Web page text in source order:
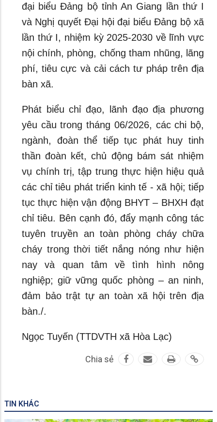
đại biểu Đảng bộ tỉnh An Giang lần thứ I
và Nghị quyết Đại hội đại biểu Đảng bộ xã
lần thứ I, nhiệm kỳ 2025-2030 về lĩnh vực
nội chính, phòng, chống tham nhũng, lãng
phí, tiêu cực và cải cách tư pháp trên địa
bàn xã.
Phát biểu chỉ đạo, lãnh đạo địa phương
yêu cầu trong tháng 06/2026, các chi bộ,
ngành, đoàn thể tiếp tục phát huy tinh
thần đoàn kết, chủ động bám sát nhiệm
vụ chính trị, tập trung thực hiện hiệu quả
các chỉ tiêu phát triển kinh tế - xã hội; tiếp
tục thực hiện vận động BHYT – BHXH đạt
chỉ tiêu. Bên cạnh đó, đẩy mạnh công tác
tuyên truyền an toàn phòng cháy chữa
cháy trong thời tiết nắng nóng như hiện
nay và quan tâm về tình hình nông
nghiệp; giữ vững quốc phòng – an ninh,
đảm bảo trật tự an toàn xã hội trên địa
bàn./.
Ngọc Tuyến (TTDVTH xã Hòa Lạc)
Chia sẻ
TIN KHÁC